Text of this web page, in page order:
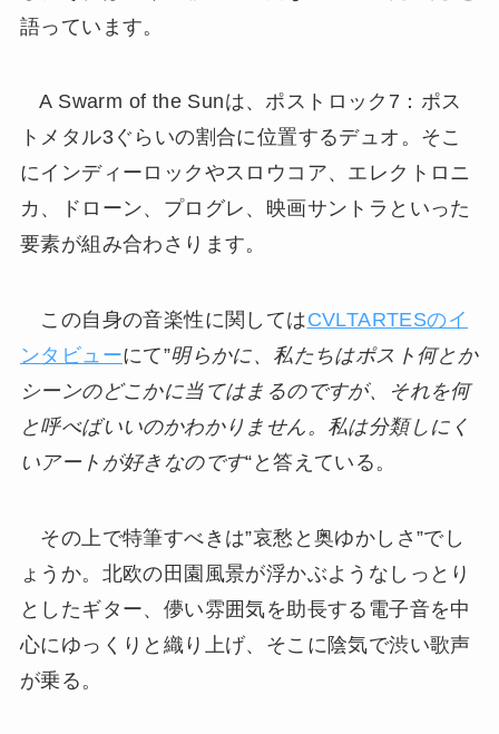
語っています。
A Swarm of the Sunは、ポストロック7：ポス
トメタル3ぐらいの割合に位置するデュオ。そこ
にインディーロックやスロウコア、エレクトロニ
カ、ドローン、プログレ、映画サントラといった
要素が組み合わさります。
この自身の音楽性に関してはCVLTARTESのイ
ンタビューにて”明らかに、私たちはポスト何とか
シーンのどこかに当てはまるのですが、それを何
と呼べばいいのかわかりません。私は分類しにく
いアートが好きなのです“と答えている。
その上で特筆すべきは”哀愁と奥ゆかしさ”でし
ょうか。北欧の田園風景が浮かぶようなしっとり
としたギター、儚い雰囲気を助長する電子音を中
心にゆっくりと織り上げ、そこに陰気で渋い歌声
が乗る。